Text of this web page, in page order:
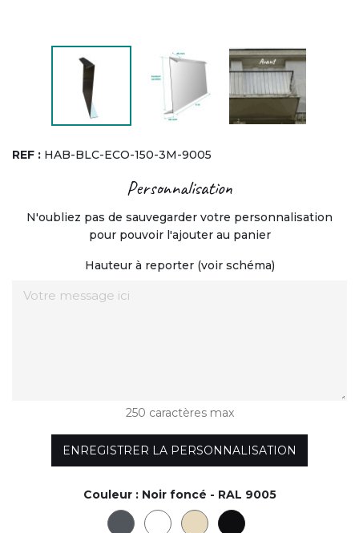
REF : HAB-BLC-ECO-150-3M-9005
Personnalisation
N'oubliez pas de sauvegarder votre personnalisation
pour pouvoir l'ajouter au panier
Hauteur à reporter (voir schéma)
250 caractères max
ENREGISTRER LA PERSONNALISATION
Couleur : Noir foncé - RAL 9005